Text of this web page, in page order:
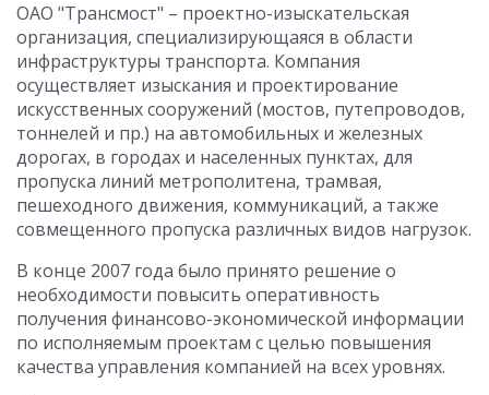
ОАО "Трансмост" – проектно-изыскательская
организация, специализирующаяся в области
инфраструктуры транспорта. Компания
осуществляет изыскания и проектирование
искусственных сооружений (мостов, путепроводов,
тоннелей и пр.) на автомобильных и железных
дорогах, в городах и населенных пунктах, для
пропуска линий метрополитена, трамвая,
пешеходного движения, коммуникаций, а также
совмещенного пропуска различных видов нагрузок.
В конце 2007 года было принято решение о
необходимости повысить оперативность
получения финансово-экономической информации
по исполняемым проектам с целью повышения
качества управления компанией на всех уровнях.